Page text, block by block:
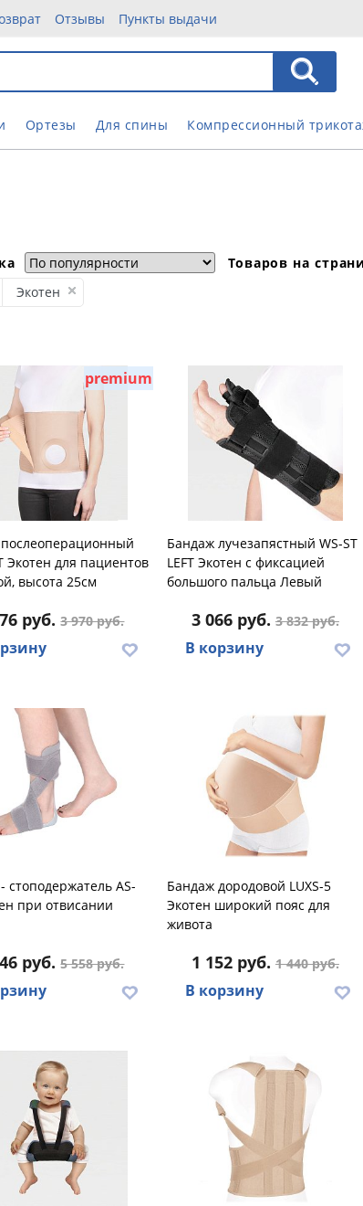
Отзывы Пункты выдачи
Ортезы Для спины Компрессионный
Товаров на
Экотен
premium
Экотен для пациентов
высота 25см
руб.3 970 руб.
Бандаж лучезапястный WS-ST
LEFT Экотен с фиксацией
большого пальца Левый
3 066 руб. 3 832 руб.
В корзину
стоподержатель AS-
при отвисании
руб.5 558 руб.
Бандаж дородовой LUXS-5
Экотен широкий пояс для
живота
1 152 руб. 1 440 руб.
В корзину